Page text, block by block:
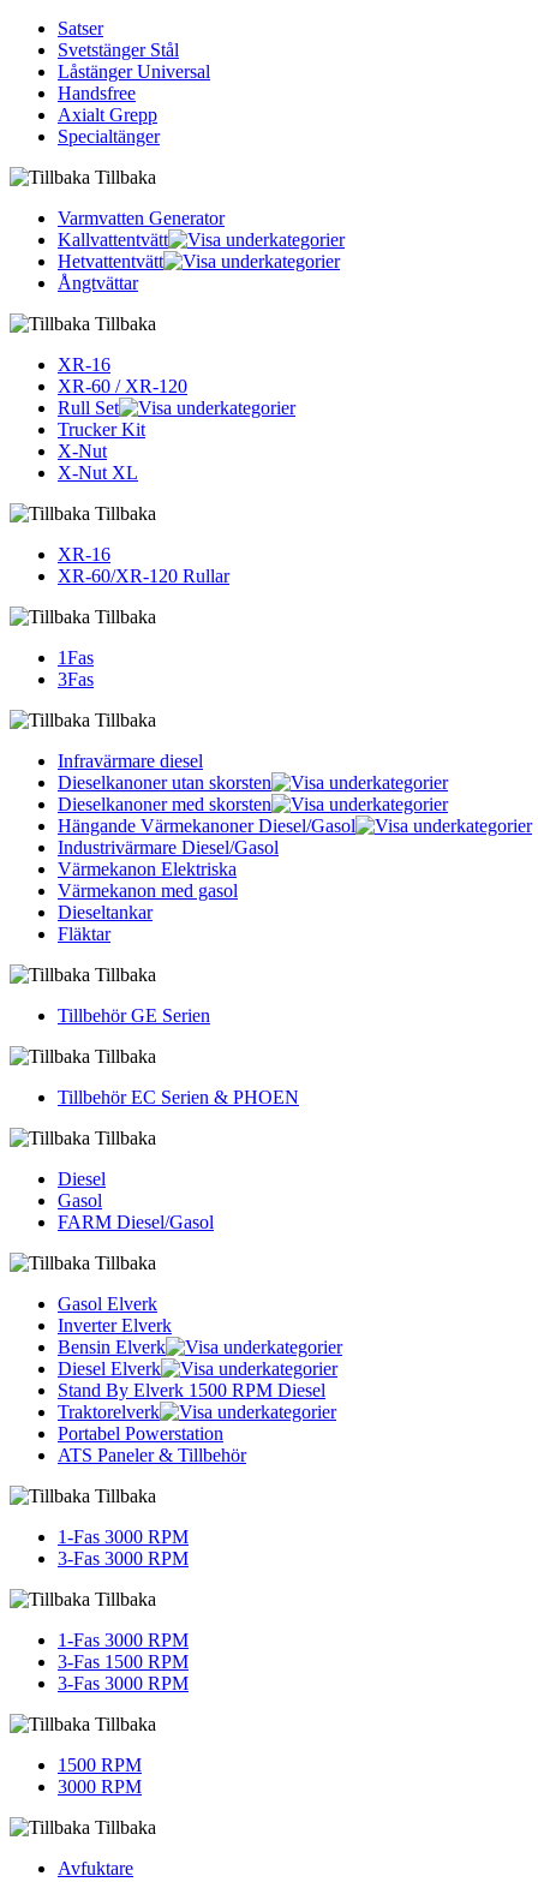
Satser
Svetstänger Stål
Låstänger Universal
Handsfree
Axialt Grepp
Specialtänger
Tillbaka
Varmvatten Generator
Kallvattentvätt
Hetvattentvätt
Ångtvättar
Tillbaka
XR-16
XR-60 / XR-120
Rull Set
Trucker Kit
X-Nut
X-Nut XL
Tillbaka
XR-16
XR-60/XR-120 Rullar
Tillbaka
1Fas
3Fas
Tillbaka
Infravärmare diesel
Dieselkanoner utan skorsten
Dieselkanoner med skorsten
Hängande Värmekanoner Diesel/Gasol
Industrivärmare Diesel/Gasol
Värmekanon Elektriska
Värmekanon med gasol
Dieseltankar
Fläktar
Tillbaka
Tillbehör GE Serien
Tillbaka
Tillbehör EC Serien & PHOEN
Tillbaka
Diesel
Gasol
FARM Diesel/Gasol
Tillbaka
Gasol Elverk
Inverter Elverk
Bensin Elverk
Diesel Elverk
Stand By Elverk 1500 RPM Diesel
Traktorelverk
Portabel Powerstation
ATS Paneler & Tillbehör
Tillbaka
1-Fas 3000 RPM
3-Fas 3000 RPM
Tillbaka
1-Fas 3000 RPM
3-Fas 1500 RPM
3-Fas 3000 RPM
Tillbaka
1500 RPM
3000 RPM
Tillbaka
Avfuktare